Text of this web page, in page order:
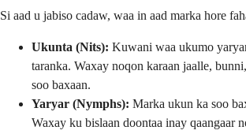
Si aad u jabiso cadaw, waa in aad marka hore
Ukunta (Nits): Kuwani waa ukumo
taranka. Waxay noqon karaan jaalle,
soo baxaan.
Yaryar (Nymphs): Marka ukun ka soo
Waxay ku bislaan doontaa inay qaangaar